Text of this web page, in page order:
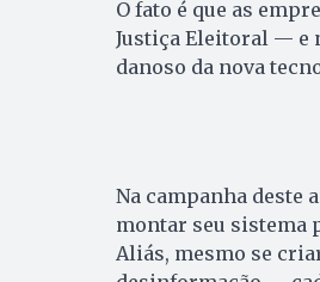
O fato é que as
Justiça Eleitoral — e
danoso da nova
Na campanha deste
montar seu sistema
Aliás, mesmo se